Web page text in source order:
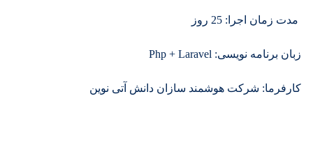
مدت زمان اجرا: 25 روز
زبان برنامه نویسی: Php + Laravel
کارفرما: شرکت هوشمند سازان دانش آتی نوین